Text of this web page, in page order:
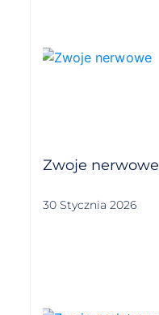
Zwoje nerwowe
30 Stycznia 2026